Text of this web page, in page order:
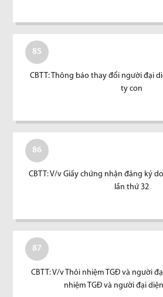
85
CBTT: Thông báo thay đổi người đại
ty con
86
CBTT: V/v Giấy chứng nhận đăng ký
lần thứ 32
87
CBTT: V/v Thôi nhiệm TGĐ và người
nhiệm TGĐ và người đại